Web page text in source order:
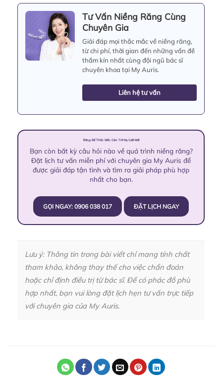
Tư Vấn Niềng Răng Cùng
Chuyên Gia
Giải đáp mọi thắc mắc về niềng răng,
từ chi phí, thời gian đến những vấn đề
thầm kín nhất cùng đội ngũ bác sĩ
chuyên khoa tại My Auris.
Liên hệ tư vấn
Đừng Để Thắc Mắc Cản Trở Nụ Cười Mới
Bạn còn bất kỳ câu hỏi nào về quá trình niềng răng?
Đặt lịch tư vấn miễn phí với chuyên gia My Auris để
được giải đáp tận tình và tìm ra giải pháp phù hợp
nhất cho bạn.
GỌI NGAY: 0906 038 017 ĐẶT LỊCH NGAY
Lưu ý: Thông tin trong bài viết chỉ mang tính chất
tham khảo, không thay thế cho việc chẩn đoán
hoặc chỉ định điều trị từ bác sĩ. Để có phác đồ phù
hợp nhất, bạn vui lòng đặt lịch hẹn tư vấn trực tiếp
với chuyên gia của My Auris.